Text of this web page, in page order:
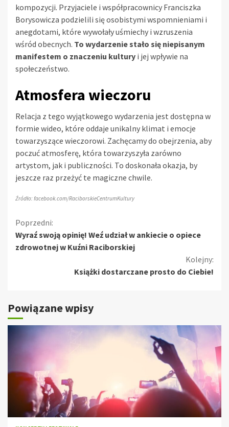
kompozycji. Przyjaciele i współpracownicy Franciszka
Borysowicza podzielili się osobistymi wspomnieniami i
anegdotami, które wywołały uśmiechy i wzruszenia
wśród obecnych. To wydarzenie stało się niepisanym
manifestem o znaczeniu kultury i jej wpływie na
społeczeństwo.
Atmosfera wieczoru
Relacja z tego wyjątkowego wydarzenia jest dostępna w
formie wideo, które oddaje unikalny klimat i emocje
towarzyszące wieczorowi. Zachęcamy do obejrzenia, aby
poczuć atmosferę, która towarzyszyła zarówno
artystom, jak i publiczności. To doskonała okazja, by
jeszcze raz przeżyć te magiczne chwile.
Źródło: facebook.com/RaciborskieCentrumKultury
Kontynuuj
czytanie
Poprzedni:
Wyraź swoją opinię! Weź udział w ankiecie o opiece
zdrowotnej w Kuźni Raciborskiej
Kolejny:
Książki dostarczane prosto do Ciebie!
Powiązane wpisy